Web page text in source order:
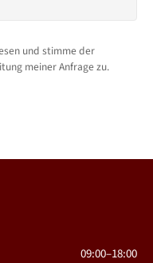
und stimme der
meiner Anfrage zu.
09:00–18:00